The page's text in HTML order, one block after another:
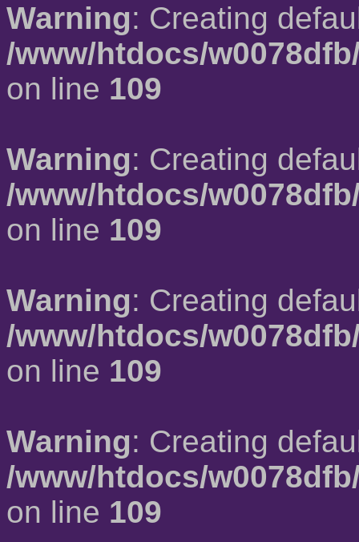
Warning: Creating
/www/htdocs/
on line 109
Warning: Creating
/www/htdocs/
on line 109
Warning: Creating
/www/htdocs/
on line 109
Warning: Creating
/www/htdocs/
on line 109